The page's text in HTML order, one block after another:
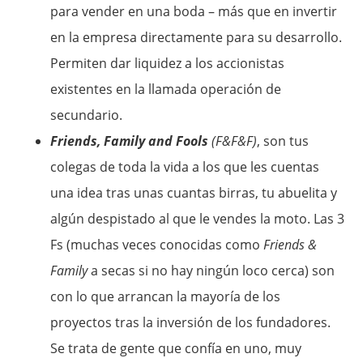
para vender en una boda – más que en invertir
en la empresa directamente para su desarrollo.
Permiten dar liquidez a los accionistas
existentes en la llamada operación de
secundario.
Friends, Family and Fools (F&F&F), son tus
colegas de toda la vida a los que les cuentas
una idea tras unas cuantas birras, tu abuelita y
algún despistado al que le vendes la moto. Las 3
Fs (muchas veces conocidas comoFriends &
Familya secas si no hay ningún loco cerca) son
con lo que arrancan la mayoría de los
proyectos tras la inversión de los fundadores.
Se trata de gente que confía en uno, muy